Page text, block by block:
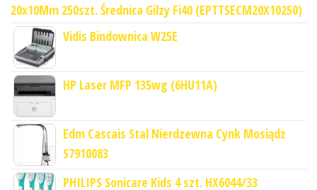
20x10Mm 250szt. Średnica Gilzy Fi40 (EPTTSECM20X10250)
Vidis Bindownica W25E
HP Laser MFP 135wg (6HU11A)
Edm Cascais Stal Nierdzewna Cynk Mosiądz
S7910083
PHILIPS Sonicare Kids 4 szt. HX6044/33